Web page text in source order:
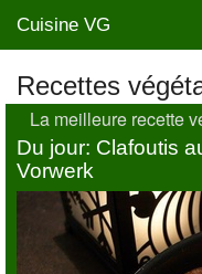
Cuisine VG
Mes blogs préférés
Recettes
La meilleure recette
Du jour: Clafoutis
Vorwerk